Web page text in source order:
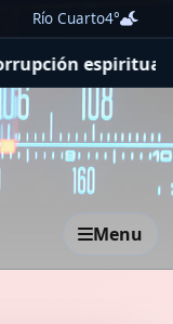
Río Cuarto4°
San Cayetano: los
Menu